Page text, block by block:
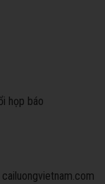
họp báo
cailuongvietnam.com